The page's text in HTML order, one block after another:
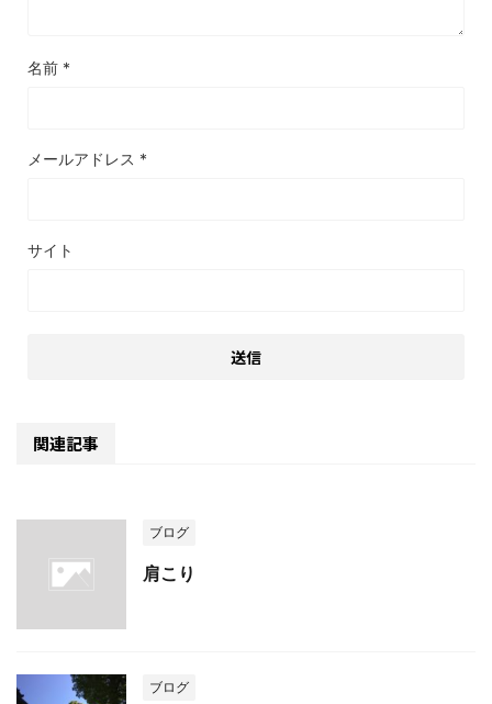
名前 *
メールアドレス *
サイト
関連記事
ブログ
肩こり
ブログ